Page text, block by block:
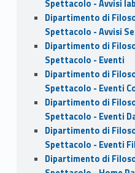
Spettacolo - Avvisi
Dipartimento di
Spettacolo - Avvisi
Dipartimento di
Spettacolo - Eventi
Dipartimento di
Spettacolo - Eventi
Dipartimento di
Spettacolo - Eventi
Dipartimento di
Spettacolo - Eventi
Dipartimento di